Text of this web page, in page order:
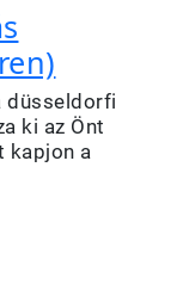
düsseldorfi
ki az Önt
kapjon a